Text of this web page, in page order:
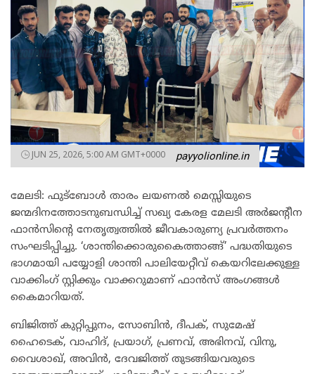
JUN 25, 2026, 5:00 AM GMT+0000 payyolionline.in
മേലടി: ഫുട്ബോൾ താരം ലയണൽ മെസ്സിയുടെ
ജന്മദിനത്തോടനുബന്ധിച്ച് സഖ്യ കേരള മേലടി അർജന്റീന
ഫാൻസിന്റെ നേതൃത്വത്തിൽ ജീവകാരുണ്യ പ്രവർത്തനം
സംഘടിപ്പിച്ചു. ‘ശാന്തിക്കൊരുകൈത്താങ്ങ്’ പദ്ധതിയുടെ
ഭാഗമായി പയ്യോളി ശാന്തി പാലിയേറ്റീവ് കെയറിലേക്കുള്ള
വാക്കിംഗ് സ്റ്റിക്കും വാക്കറുമാണ് ഫാൻസ് അംഗങ്ങൾ
കൈമാറിയത്.
ബിജിത്ത് കുറ്റിപ്പുനം, സോബിൻ, ദീപക്, സുമേഷ്
ഹൈടെക്, വാഹിദ്, പ്രയാഗ്, പ്രണവ്, അഭിനവ്, വിനു,
വൈശാഖ്, അവിൻ, ദേവജിത്ത് തുടങ്ങിയവരുടെ